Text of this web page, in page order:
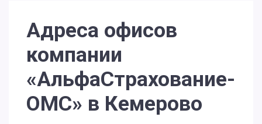
Адреса офисов
компании
«АльфаСтрахование-
ОМС» в Кемерово